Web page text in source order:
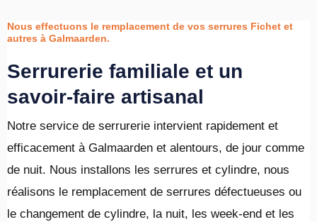
Nous effectuons le remplacement de vos serrures Fichet et
autres à Galmaarden.
Serrurerie familiale et un
savoir-faire artisanal
Notre service de serrurerie intervient rapidement et
efficacement à Galmaarden et alentours, de jour comme
de nuit. Nous installons les serrures et cylindre, nous
réalisons le remplacement de serrures défectueuses ou
le changement de cylindre, la nuit, les week-end et les